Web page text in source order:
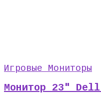
Игровые Мониторы
Монитор 23″